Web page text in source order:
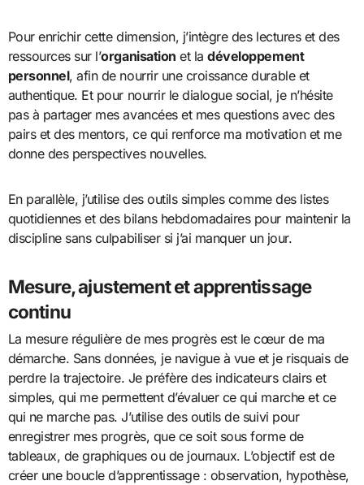
Pour enrichir cette dimension, j’intègre des lectures et des
ressources sur l’organisation et ladéveloppement
personnel, afin de nourrir une croissance durable et
authentique. Et pour nourrir le dialogue social, je n’hésite
pas à partager mes avancées et mes questions avec des
pairs et des mentors, ce qui renforce ma motivation et me
donne des perspectives nouvelles.
En parallèle, j’utilise des outils simples comme des listes
quotidiennes et des bilans hebdomadaires pour maintenir la
discipline sans culpabiliser si j’ai manquer un jour.
Mesure, ajustement et apprentissage
continu
La mesure régulière de mes progrès est le cœur de ma
démarche. Sans données, je navigue à vue et je risquais de
perdre la trajectoire. Je préfère des indicateurs clairs et
simples, qui me permettent d’évaluer ce qui marche et ce
qui ne marche pas. J’utilise des outils de suivi pour
enregistrer mes progrès, que ce soit sous forme de
tableaux, de graphiques ou de journaux. L’objectif est de
créer une boucle d’apprentissage : observation, hypothèse,